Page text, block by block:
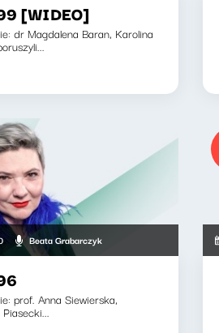
[WIDEO]
dr Magdalena Baran, Karolina
Beata Grabarczyk
prof. Anna Siewierska,